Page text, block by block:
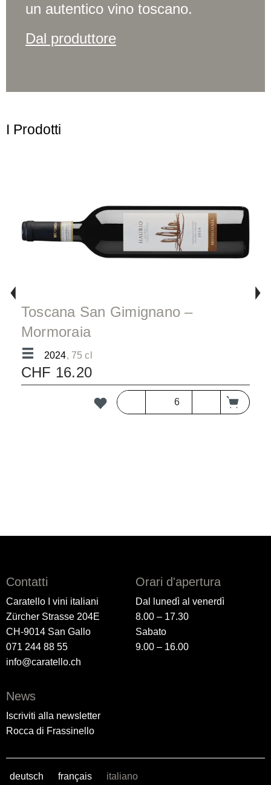
un autentico vino toscano.
Dal produttore
I Prodotti
Toscana San Gimignano –
Mormoraia
Chianti Colli Senesi DOCG/bc
2024, 75 cl
CHF 16.20
Contatti
Caratello I vini italiani
Zürcher Strasse 204E
CH-9014 San Gallo
071 244 88 55
info@caratello.ch
Orari d'apertura
Dal lunedì al venerdì
8.00 – 17.30
Sabato
9.00 – 16.00
News
Iscriviti alla newsletter
Rocca di Frassinello
deutsch français italiano